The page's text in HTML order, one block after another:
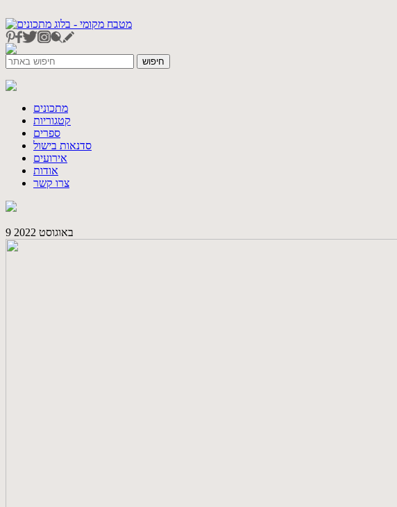
מתכונים
קטגוריות
ספרים
סדנאות בישול
אירועים
אודות
צרו קשר
9 באוגוסט 2022